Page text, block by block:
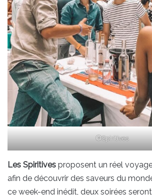
©Spiritives
Les Spiritives proposent un réel
afin de découvrir des saveurs du
ce week-end inédit, deux soirées